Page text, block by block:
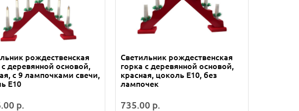
рождественская
c деревянной основой,
с 9 лампочками свечи,
E10
р.
Светильник рождественская
горка c деревянной основой,
красная, цоколь E10, без
лампочек
735.00 р.